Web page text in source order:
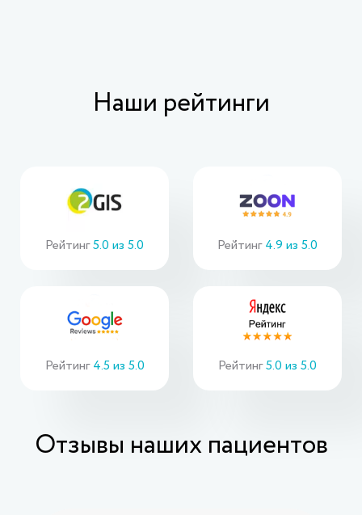
Наши рейтинги
Рейтинг5.0 из 5.0 Рейтинг 4.9 из 5.0
Рейтинг 4.5 из 5.0 Рейтинг5.0 из 5.0
Отзывы наших пациентов